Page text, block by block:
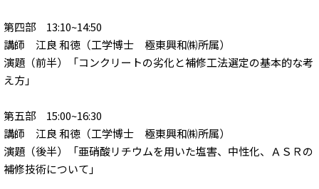
第四部 13:10~14:50
講師 江良 和徳（工学博士 極東興和㈱所属）
演題（前半）「コンクリートの劣化と補修工法選定の基本的な考
え方」
第五部 15:00~16:30
講師 江良 和徳（工学博士 極東興和㈱所属）
演題（後半）「亜硝酸リチウムを用いた塩害、中性化、ＡＳＲの
補修技術について」